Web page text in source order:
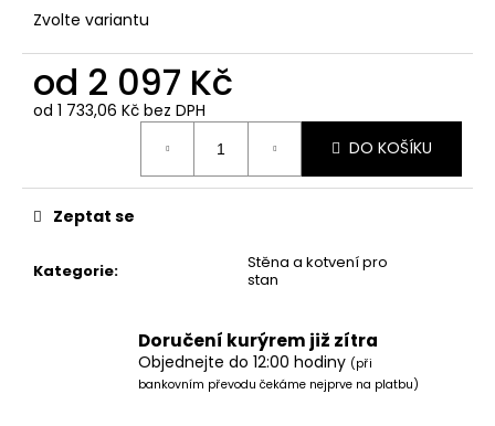
Zvolte variantu
od 2 097 Kč
od 1 733,06 Kč bez DPH
DO KOŠÍKU
Kategorie:
Stěna a kotvení pro
stan
Zeptat se
Doručení kurýrem již zítra
Objednejte do 12:00 hodiny (při
bankovním převodu čekáme nejprve na platbu)